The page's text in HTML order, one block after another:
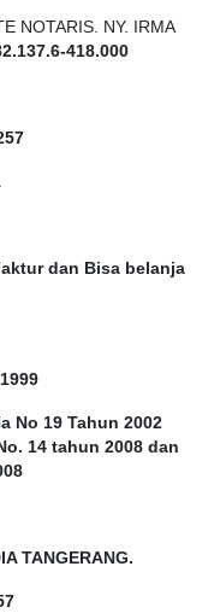
NOTARIS. NY. IRMA
.137.6-418.000
dan Bisa belanja
No 19 Tahun 2002
14 tahun 2008 dan
TANGERANG.